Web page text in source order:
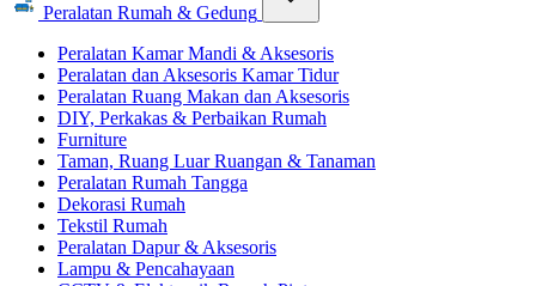
Peralatan Rumah & Gedung
Peralatan Kamar Mandi & Aksesoris
Peralatan dan Aksesoris Kamar Tidur
Peralatan Ruang Makan dan Aksesoris
DIY, Perkakas & Perbaikan Rumah
Furniture
Taman, Ruang Luar Ruangan & Tanaman
Peralatan Rumah Tangga
Dekorasi Rumah
Tekstil Rumah
Peralatan Dapur & Aksesoris
Lampu & Pencahayaan